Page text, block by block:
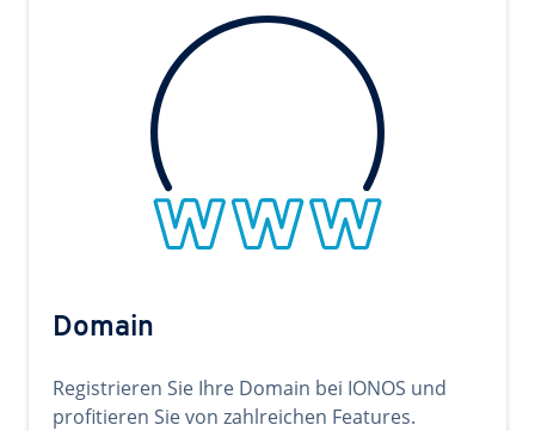
Domain
Registrieren Sie Ihre Domain bei IONOS und
profitieren Sie von zahlreichen Features.